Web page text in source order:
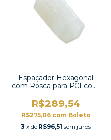
Espaçador Hexagonal
com Rosca para PCI com
R$289,54
R$275,06 com Boleto
3 x de R$96,51 sem juros